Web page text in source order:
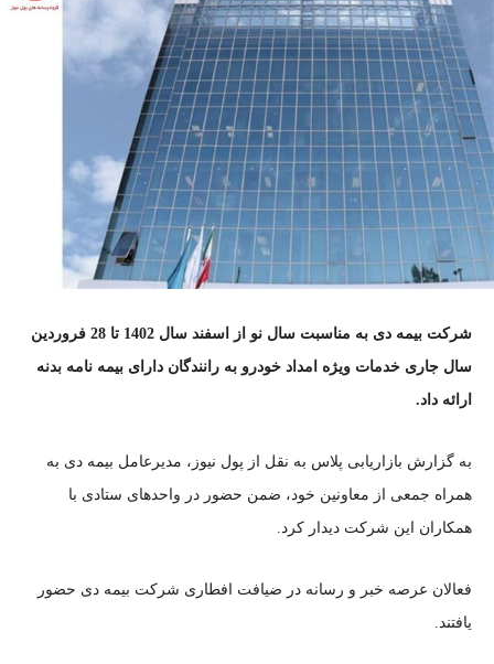
شرکت بیمه دی به مناسبت سال نو از اسفند سال 1402 تا 28 فروردین
سال جاری خدمات ویژه امداد خودرو به رانندگان دارای بیمه نامه بدنه
ارائه داد.
به گزارش بازاریابی پلاس به نقل از پول نیوز، مدیرعامل بیمه دی به
همراه جمعی از معاونین خود، ضمن حضور در واحدهای ستادی با
همکاران این شرکت دیدار کرد.
فعالان عرصه خبر و رسانه در ضیافت افطاری شرکت بیمه دی حضور
یافتند.